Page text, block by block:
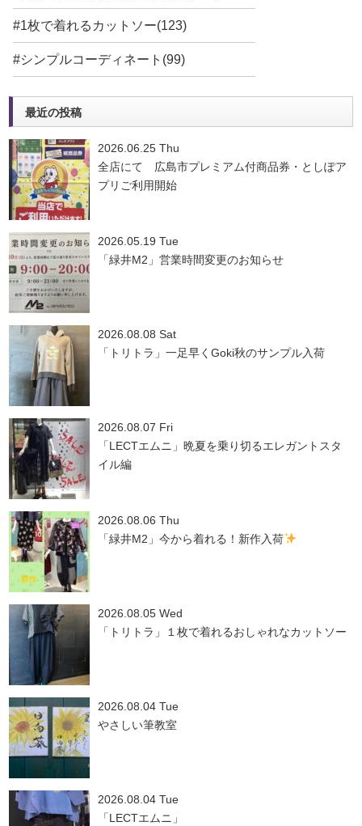
#1枚で着れるカットソー(123)
#シンプルコーディネート(99)
最近の投稿
2026.06.25 Thu
全店にて 広島市プレミアム付商品券・としぽア
プリご利用開始
2026.05.19 Tue
「緑井M2」営業時間変更のお知らせ
2026.08.08 Sat
「トリトラ」一足早くGoki秋のサンプル入荷
2026.08.07 Fri
「LECTエムニ」晩夏を乗り切るエレガントスタ
イル編
2026.08.06 Thu
「緑井M2」今から着れる！新作入荷
2026.08.05 Wed
「トリトラ」１枚で着れるおしゃれなカットソー
2026.08.04 Tue
やさしい筆教室
2026.08.04 Tue
「LECTエムニ」